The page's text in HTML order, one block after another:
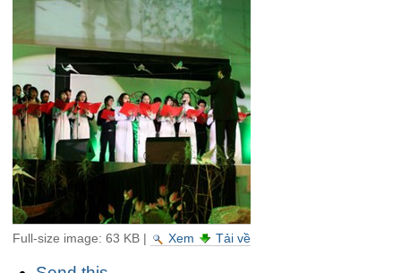
Full-size image: 63 KB | Xem Tải về